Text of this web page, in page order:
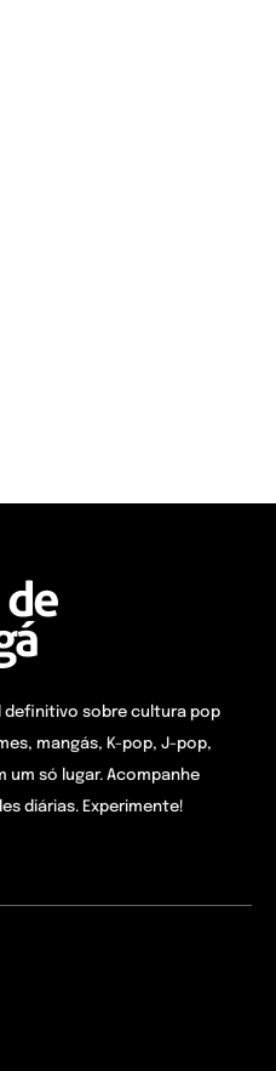
definitivo sobre cultura pop
mangás, K-pop, J-pop,
um só lugar. Acompanhe
diárias. Experimente!